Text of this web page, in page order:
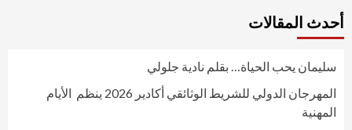
أحدث المقالات
سليمان يحب الحياة… بقلم نادية جلولي
المهرجان الدولي للشريط الوثائقي أكادير 2026 ينظم الأيام
المهنية